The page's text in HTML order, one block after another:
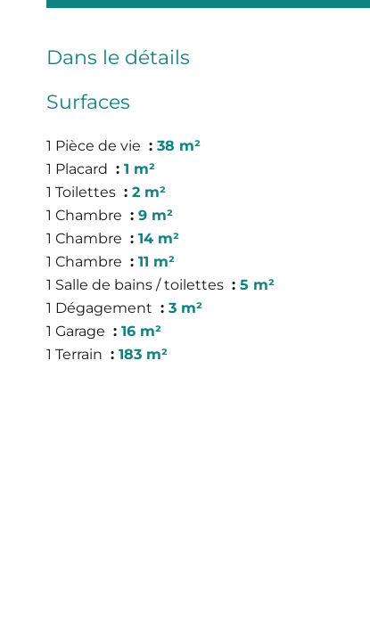
Dans le détails
Surfaces
1 Pièce de vie
38 m²
1 Placard
1 m²
1 Toilettes
2 m²
1 Chambre
9 m²
1 Chambre
14 m²
1 Chambre
11 m²
1 Salle de bains / toilettes
5 m²
1 Dégagement
3 m²
1 Garage
16 m²
1 Terrain
183 m²